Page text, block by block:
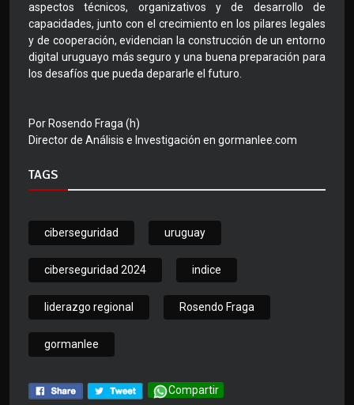
aspectos técnicos, organizativos y de desarrollo de
capacidades, junto con el crecimiento en los pilares legales
y de cooperación, evidencian la construcción de un entorno
digital uruguayo más seguro y una buena preparación para
los desafíos que pueda depararle el futuro.
Por Rosendo Fraga (h)
Director de Análisis e Investigación en gormanlee.com
TAGS
ciberseguridad uruguay
ciberseguridad 2024 indice
liderazgo regional Rosendo Fraga
gormanlee
Compartir